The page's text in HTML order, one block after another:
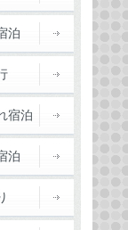
泊
宿泊
泊